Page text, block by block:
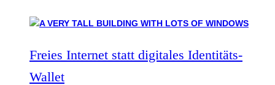
Freies Internet statt digitales Identitäts-
Wallet